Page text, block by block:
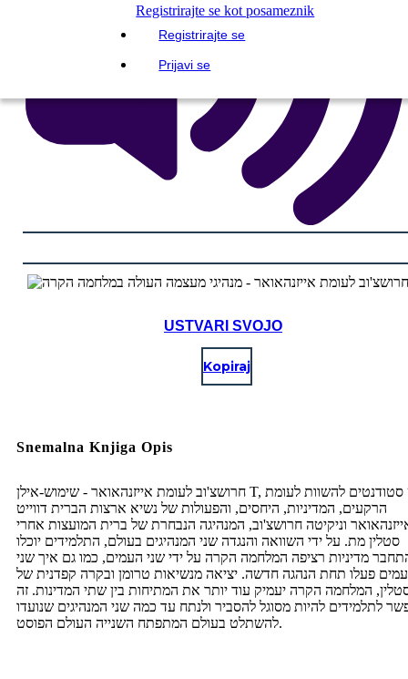
Registrirajte se kot posameznik
Registrirajte se
Prijavi se
USTVARI SVOJO
Kopiraj
Snemalna Knjiga Opis
חרושצ'וב לעומת אייזנהאואר - שימוש-אילן T, יש סטודנטים להשוות לעומת
הרקעים, המדיניות, היחסים, והפעולות של נשיא ארצות הברית דווייט
וניקיטה חרושצ'וב, המנהיגה הנבחרת של ברית המועצות אחרי
סטלין מת. על ידי השוואה והנגדה שני המנהיגים בעולם, התלמידים יוכלו
מדיניות רציפה המלחמה הקרה על ידי שני העמים, כמו גם איך שני
פעלו תחת הנהגה חדשה. יציאה מנשיאות טרומן ובקרה קפדנית של
המלחמה הקרה יעמיק עוד יותר את המתיחות בין שתי המדינות. זה
לתלמידים להיות מסוגל להסביר ולנתח עד כמה שני המנהיגים שנועדו
להשתלט בעולם המתפתח השנייה העולם הפוסט.